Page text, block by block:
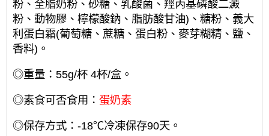
粉、全脂奶粉、砂糖、乳酸菌、羥丙基磷酸二澱
粉、動物膠、檸檬酸鈉、脂肪酸甘油)、糖粉、義大
利蛋白霜(葡萄糖、蔗糖、蛋白粉、麥芽糊精、鹽、
香料)。
◎重量：55g/杯 4杯/盒。
◎素食可否食用： 蛋奶素
◎保存方式：-18℃冷凍保存90天。